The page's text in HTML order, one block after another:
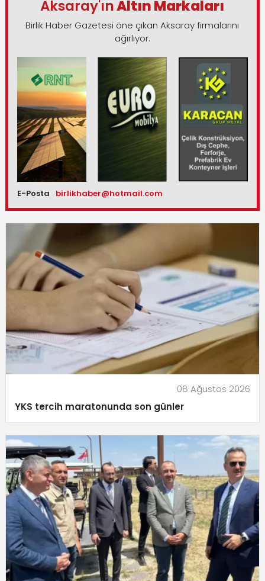
Aksaray'ınAltın Markaları
Birlik Haber Gazetesi öne çıkan Aksaray firmalarını
ağırlıyor.
E-Posta birlikhaber@hotmail.com
08 Ağustos 2026
YKS tercih maratonunda son günler